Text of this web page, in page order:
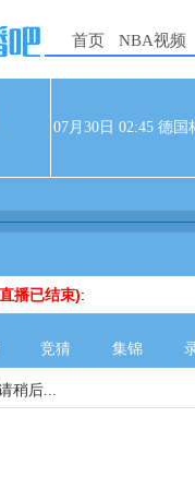
首页 NBA视频
07月30日 02:45 德国
播已结束):
竞猜 集锦
稍后...